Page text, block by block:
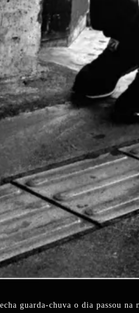
guarda-chuva o dia passou na